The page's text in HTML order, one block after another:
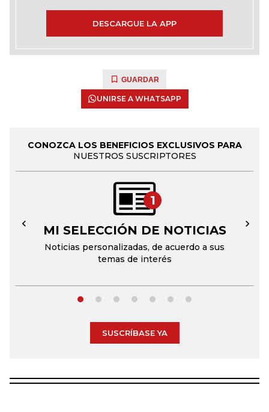
DESCARGUE LA APP
GUARDAR
UNIRSE A WHATSAPP
CONOZCA LOS BENEFICIOS EXCLUSIVOS PARA
NUESTROS SUSCRIPTORES
1
MI SELECCIÓN DE NOTICIAS
Noticias personalizadas, de acuerdo a sus
temas de interés
← →
SUSCRÍBASE YA